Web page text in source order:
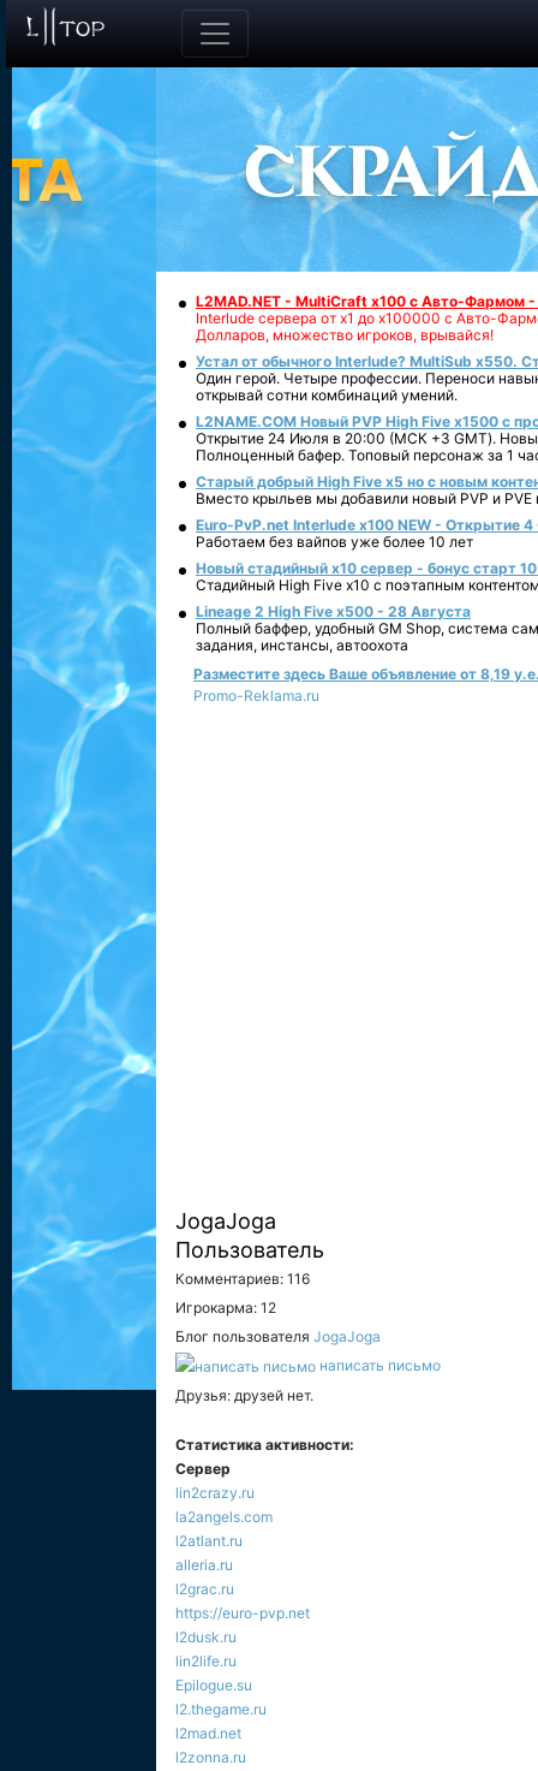
L2MAD.NET - MultiCraft x100 с Авто-Фармом
Interlude сервера от х1 до х100000 с Авто-
Долларов, множество игроков, врывайся!
Устал от обычного Interlude? MultiSub x550.
Один герой. Четыре профессии. Переноси
открывай сотни комбинаций умений.
L2NAME.COM Новый PVP High Five x1500 с
Открытие 24 Июля в 20:00 (МСК +3 GMT).
Полноценный бафер. Топовый персонаж за 1
Старый добрый High Five x5 но с новым
Вместо крыльев мы добавили новый PVP и PVE
Euro-PvP.net Interlude х100 NEW - Открытие 4
Работаем без вайпов уже более 10 лет
Новый стадийный х10 сервер - бонус старт
Стадийный High Five x10 с поэтапным
Lineage 2 High Five x500 - 28 Августа
Полный баффер, удобный GM Shop, система
задания, инстансы, автоохота
Разместите здесь Ваше объявление от 8,19
Promo-Reklama.ru
JogaJoga
Пользователь
Комментариев: 116
Игрокарма: 12
Блог пользователя JogaJoga
написать письмо
Друзья: друзей нет.
Статистика активности:
Сервер
lin2crazy.ru
la2angels.com
l2atlant.ru
alleria.ru
l2grac.ru
https://euro-pvp.net
l2dusk.ru
lin2life.ru
Epilogue.su
l2.thegame.ru
l2mad.net
l2zonna.ru